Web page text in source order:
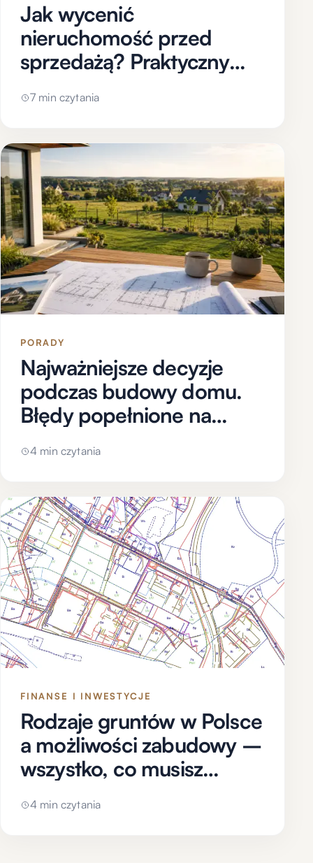
Jak wycenić
nieruchomość przed
sprzedażą? Praktyczny
7 min czytania
PORADY
Najważniejsze decyzje
podczas budowy domu.
Błędy popełnione na
przez lata.
4 min czytania
FINANSE I INWESTYCJE
Rodzaje gruntów w Polsce
a możliwości zabudowy –
wszystko, co musisz
4 min czytania